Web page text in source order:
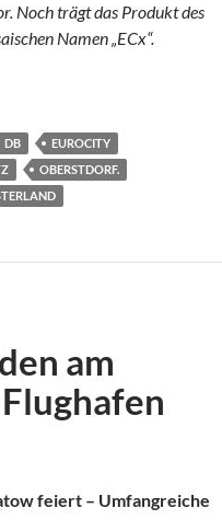
Noch trägt das Produkt des
Namen „ECx“.
aus Spanien
DB
EUROCITY
OBERSTDORF.
am
feiert – Umfangreiche